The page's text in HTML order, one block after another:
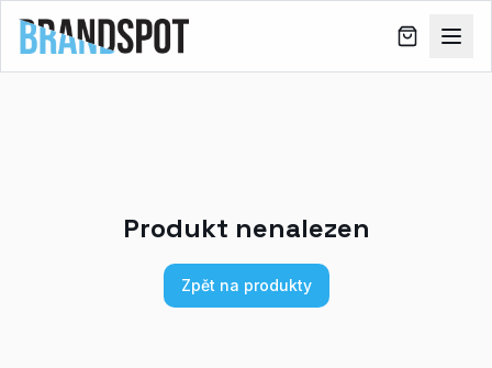
Produkt nenalezen
Zpět na produkty